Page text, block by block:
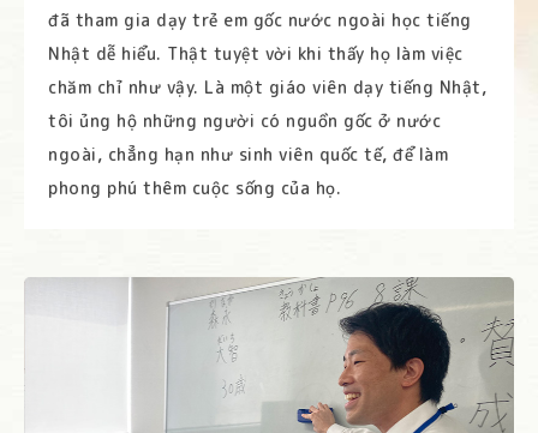
đã tham gia dạy trẻ em gốc nước ngoài học tiếng
Nhật dễ hiểu. Thật tuyệt vời khi thấy họ làm việc
chăm chỉ như vậy. Là một giáo viên dạy tiếng Nhật,
tôi ủng hộ những người có nguồn gốc ở nước
ngoài, chẳng hạn như sinh viên quốc tế, để làm
phong phú thêm cuộc sống của họ.